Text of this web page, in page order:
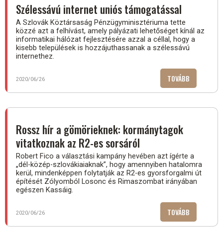
Szélessávú internet uniós támogatással
A Szlovák Köztársaság Pénzügyminisztériuma tette
közzé azt a felhívást, amely pályázati lehetőséget kínál az
informatikai hálózat fejlesztésére azzal a céllal, hogy a
kisebb települések is hozzájuthassanak a szélessávú
internethez.
2020/06/26 TOVÁBB
INTERNET
Rossz hír a gömörieknek: kormánytagok
vitatkoznak az R2-es sorsáról
Robert Fico a választási kampány hevében azt ígérte a
„dél-közép-szlovákiaiaknak”, hogy amennyiben hatalomra
kerül, mindenképpen folytatják az R2-es gyorsforgalmi út
építését Zólyomból Losonc és Rimaszombat irányában
egészen Kassáig.
2020/06/26 TOVÁBB
HÍR